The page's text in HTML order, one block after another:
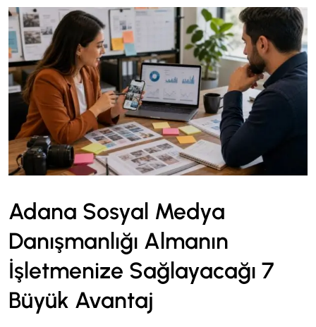
Adana Sosyal Medya
Danışmanlığı Almanın
İşletmenize Sağlayacağı 7
Büyük Avantaj